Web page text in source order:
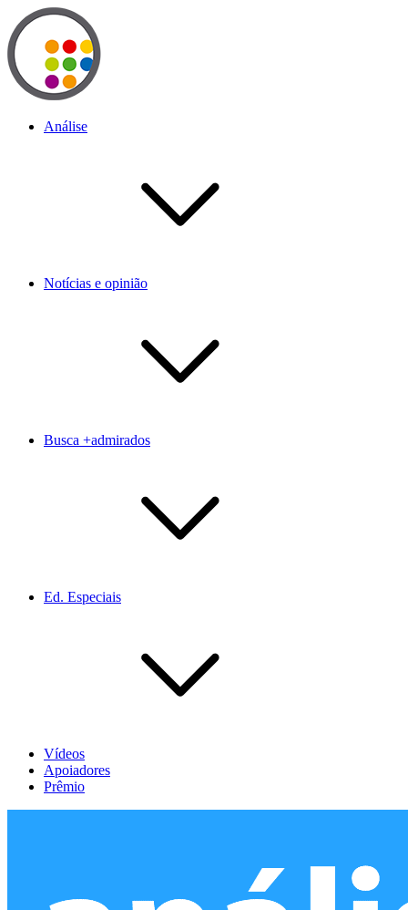
Análise
Notícias e opinião
Busca +admirados
Ed. Especiais
Vídeos
Apoiadores
Prêmio